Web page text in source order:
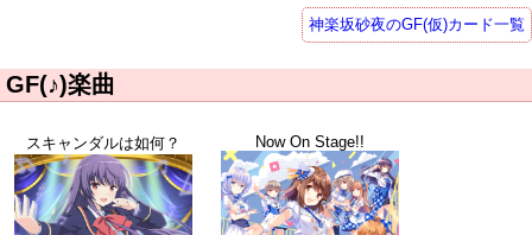
神楽坂砂夜のGF(仮)カード一覧
GF(♪)楽曲
スキャンダルは如何？ Now On Stage!!